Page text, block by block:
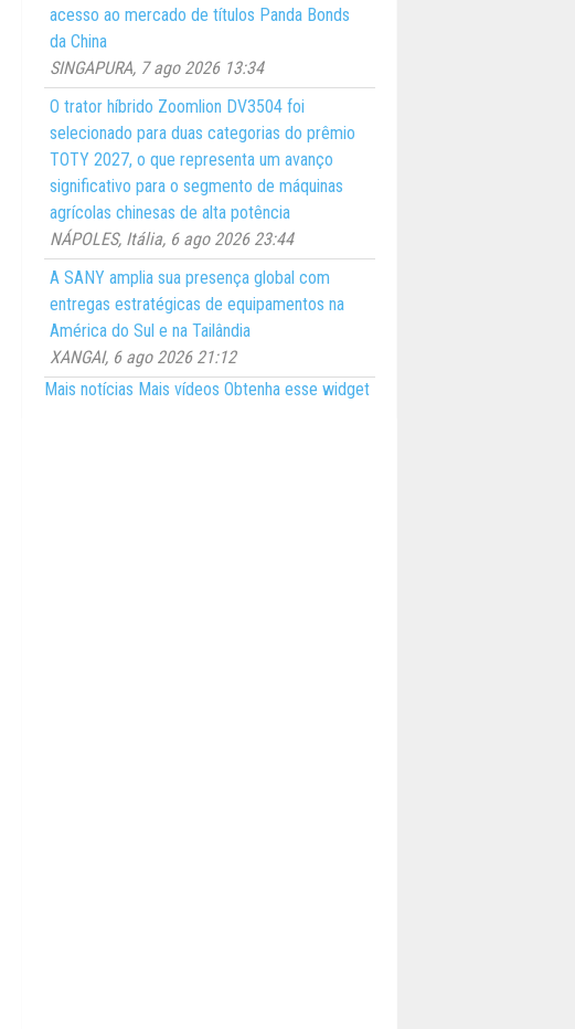
acesso ao mercado de títulos Panda Bonds
da China
SINGAPURA, 7 ago 2026 13:34
O trator híbrido Zoomlion DV3504 foi
selecionado para duas categorias do prêmio
TOTY 2027, o que representa um avanço
significativo para o segmento de máquinas
agrícolas chinesas de alta potência
NÁPOLES, Itália, 6 ago 2026 23:44
A SANY amplia sua presença global com
entregas estratégicas de equipamentos na
América do Sul e na Tailândia
XANGAI, 6 ago 2026 21:12
Mais notícias Mais vídeos Obtenha esse widget